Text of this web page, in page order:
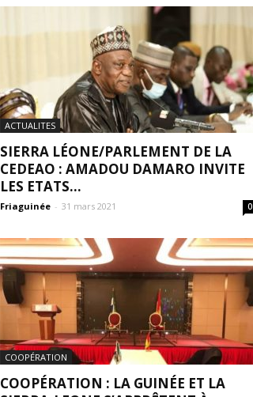
ACTUALITES
SIERRA LÉONE/PARLEMENT DE LA
CEDEAO : AMADOU DAMARO INVITE
LES ETATS...
Friaguinée - 31 mars 2021 0
COOPÉRATION
COOPÉRATION : LA GUINÉE ET LA